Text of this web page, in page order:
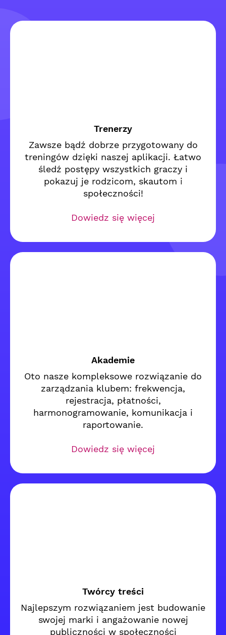
Trenerzy
Zawsze bądź dobrze przygotowany do
treningów dzięki naszej aplikacji. Łatwo
śledź postępy wszystkich graczy i
pokazuj je rodzicom, skautom i
społeczności!
Dowiedz się więcej
Akademie
Oto nasze kompleksowe rozwiązanie do
zarządzania klubem: frekwencja,
rejestracja, płatności,
harmonogramowanie, komunikacja i
raportowanie.
Dowiedz się więcej
Twórcy treści
Najlepszym rozwiązaniem jest budowanie
swojej marki i angażowanie nowej
publiczności w społeczności